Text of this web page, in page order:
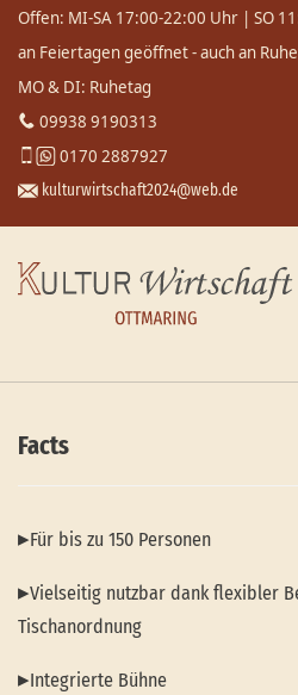
Offen: MI-SA 17:00-22:00 Uhr | SO
an Feiertagen geöffnet - auch an
MO & DI: Ruhetag
09938 9190313
0170 2887927
kulturwirtschaft2024@web.de
Facts
▸Für bis zu 150 Personen
▸Vielseitig nutzbar dank flexibler
Tischanordnung
▸Integrierte Bühne